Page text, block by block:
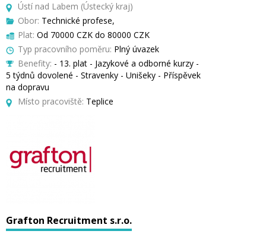
Ústí nad Labem (Ústecký kraj)
Obor: Technické profese,
Plat: Od 70000 CZK do 80000 CZK
Typ pracovního poměru: Plný úvazek
Benefity: - 13. plat - Jazykové a odborné kurzy -
5 týdnů dovolené - Stravenky - Unišeky - Příspěvek
na dopravu
Místo pracoviště: Teplice
Grafton Recruitment s.r.o.